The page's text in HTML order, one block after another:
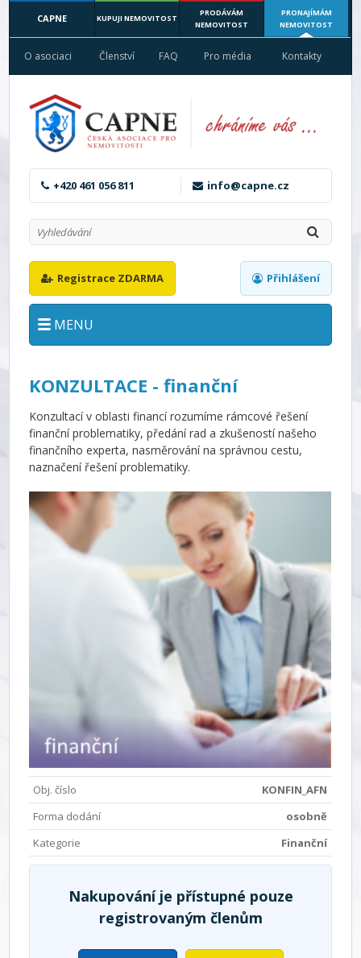
CAPNE KUPUJI NEMOVITOST
PRODÁVÁM
NEMOVITOST
PRONAJÍMÁM
NEMOVITOST
O asociaci Členství FAQ Pro média Kontakty
+420 461 056 811 info@capne.cz
Registrace ZDARMA Přihlášení
MENU
KONZULTACE - finanční
Konzultací v oblasti financí rozumíme rámcové řešení
finanční problematiky, předání rad a zkušeností našeho
finančního experta, nasměrování na správnou cestu,
naznačení řešení problematiky.
Obj. číslo
KONFIN_AFN
Forma dodání
osobně
Kategorie
Finanční
Nakupování je přístupné pouze
registrovaným členům